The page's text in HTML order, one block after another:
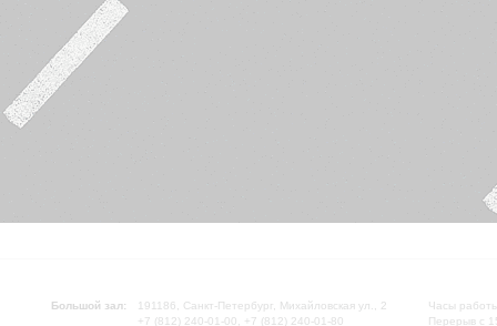
Большой зал:
191186, Санкт-Петербург, Михайловская ул., 2
+7 (812) 240-01-00, +7 (812) 240-01-80
Часы
Перерыв с